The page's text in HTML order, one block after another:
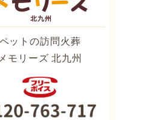
ペットの訪問火葬
メモリーズ 北九州